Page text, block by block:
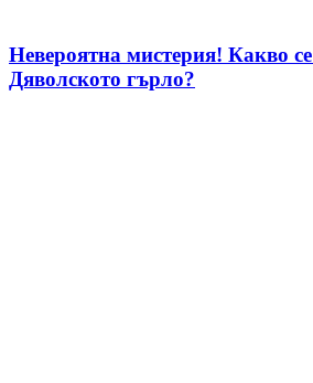
Невероятна мистерия! Какво
Дяволското гърло?